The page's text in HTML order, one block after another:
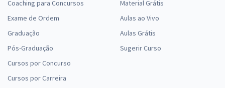
Coaching para Concursos
Exame de Ordem
Graduação
Pós-Graduação
Cursos por Concurso
Cursos por Carreira
Material Grátis
Aulas ao Vivo
Aulas Grátis
Sugerir Curso